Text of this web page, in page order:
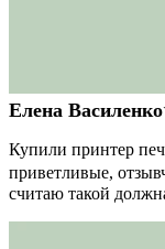
Елена Василенко
Купили принтер
приветливые,
считаю такой